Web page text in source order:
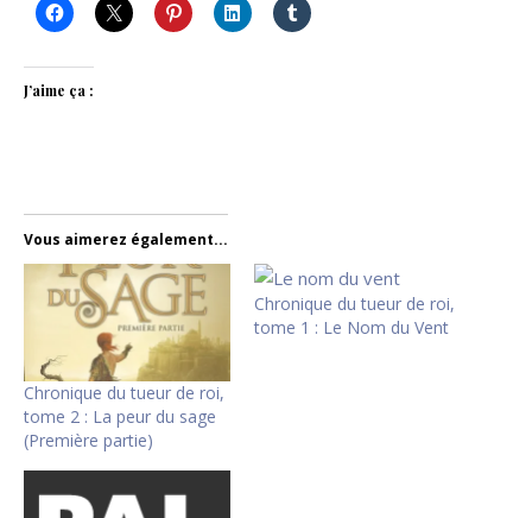
J’aime ça :
Vous aimerez également...
Chronique du tueur de roi,
tome 2 : La peur du sage
(Première partie)
Chronique du tueur de roi,
tome 1 : Le Nom du Vent